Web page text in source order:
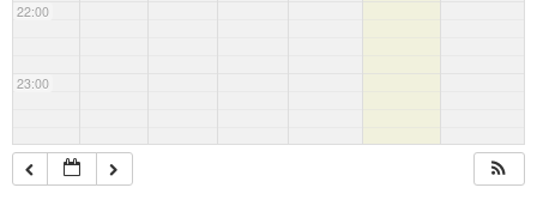
22:00
23:00